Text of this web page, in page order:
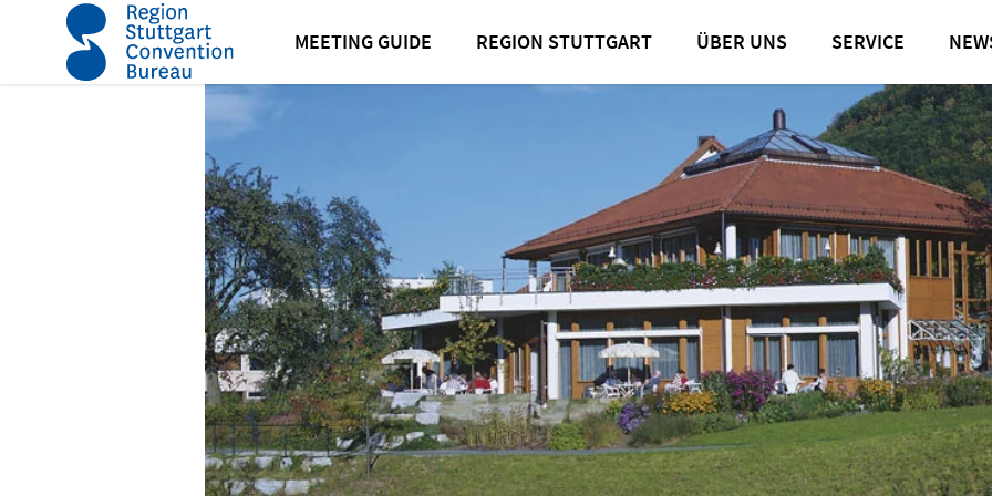
MEETING GUIDE REGION STUTTGART ÜBER UNS SERVICE
Startseite Haus des Gastes Bad Ditzenbach